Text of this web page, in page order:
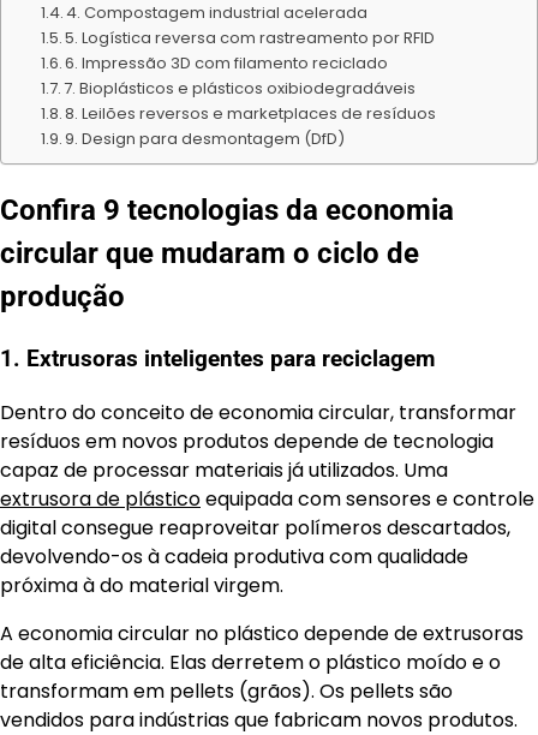
4. Compostagem industrial acelerada
5. Logística reversa com rastreamento por RFID
6. Impressão 3D com filamento reciclado
7. Bioplásticos e plásticos oxibiodegradáveis
8. Leilões reversos e marketplaces de resíduos
9. Design para desmontagem (DfD)
Confira 9 tecnologias da economia
circular que mudaram o ciclo de
produção
1. Extrusoras inteligentes para reciclagem
Dentro do conceito de economia circular, transformar
resíduos em novos produtos depende de tecnologia
capaz de processar materiais já utilizados. Uma
extrusora de plásticoequipada com sensores e controle
digital consegue reaproveitar polímeros descartados,
devolvendo-os à cadeia produtiva com qualidade
próxima à do material virgem.
A economia circular no plástico depende de extrusoras
de alta eficiência. Elas derretem o plástico moído e o
transformam em pellets (grãos). Os pellets são
vendidos para indústrias que fabricam novos produtos.